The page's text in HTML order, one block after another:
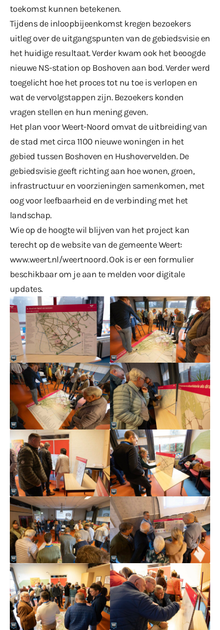
toekomst kunnen betekenen.
Tijdens de inloopbijeenkomst kregen bezoekers
uitleg over de uitgangspunten van de gebiedsvisie en
het huidige resultaat. Verder kwam ook het beoogde
nieuwe NS-station op Boshoven aan bod. Verder werd
toegelicht hoe het proces tot nu toe is verlopen en
wat de vervolgstappen zijn. Bezoekers konden
vragen stellen en hun mening geven.
Het plan voor Weert-Noord omvat de uitbreiding van
de stad met circa 1100 nieuwe woningen in het
gebied tussen Boshoven en Hushovervelden. De
gebiedsvisie geeft richting aan hoe wonen, groen,
infrastructuur en voorzieningen samenkomen, met
oog voor leefbaarheid en de verbinding met het
landschap.
Wie op de hoogte wil blijven van het project kan
terecht op de website van de gemeente Weert:
www.weert.nl/weertnoord. Ook is er een formulier
beschikbaarom je aan te melden voor digitale
updates.